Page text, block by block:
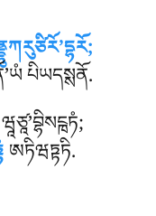
པིཡདསྶནོ.
ཨཏིཝཏྟཏི.